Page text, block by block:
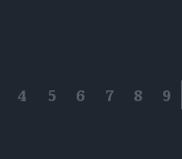
4 5 6 7 8 9